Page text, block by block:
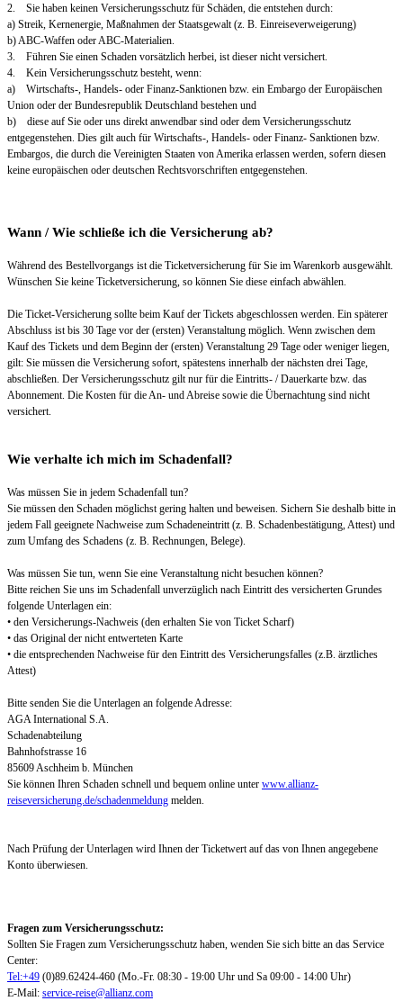
2. Sie haben keinen Versicherungsschutz für Schäden, die entstehen durch:
a) Streik, Kernenergie, Maßnahmen der Staatsgewalt (z. B. Einreiseverweigerung)
b) ABC-Waffen oder ABC-Materialien.
3. Führen Sie einen Schaden vorsätzlich herbei, ist dieser nicht versichert.
4. Kein Versicherungsschutz besteht, wenn:
a) Wirtschafts-, Handels- oder Finanz-Sanktionen bzw. ein Embargo der Europäischen
Union oder der Bundesrepublik Deutschland bestehen und
b) diese auf Sie oder uns direkt anwendbar sind oder dem Versicherungsschutz
entgegenstehen. Dies gilt auch für Wirtschafts-, Handels- oder Finanz- Sanktionen bzw.
Embargos, die durch die Vereinigten Staaten von Amerika erlassen werden, sofern diesen
keine europäischen oder deutschen Rechtsvorschriften entgegenstehen.
Wann / Wie schließe ich die Versicherung ab?
Während des Bestellvorgangs ist die Ticketversicherung für Sie im Warenkorb ausgewählt.
Wünschen Sie keine Ticketversicherung, so können Sie diese einfach abwählen.
Die Ticket-Versicherung sollte beim Kauf der Tickets abgeschlossen werden. Ein späterer
Abschluss ist bis 30 Tage vor der (ersten) Veranstaltung möglich. Wenn zwischen dem
Kauf des Tickets und dem Beginn der (ersten) Veranstaltung 29 Tage oder weniger liegen,
gilt: Sie müssen die Versicherung sofort, spätestens innerhalb der nächsten drei Tage,
abschließen. Der Versicherungsschutz gilt nur für die Eintritts- / Dauerkarte bzw. das
Abonnement. Die Kosten für die An- und Abreise sowie die Übernachtung sind nicht
versichert.
Wie verhalte ich mich im Schadenfall?
Was müssen Sie in jedem Schadenfall tun?
Sie müssen den Schaden möglichst gering halten und beweisen. Sichern Sie deshalb bitte in
jedem Fall geeignete Nachweise zum Schadeneintritt (z. B. Schadenbestätigung, Attest) und
zum Umfang des Schadens (z. B. Rechnungen, Belege).
Was müssen Sie tun, wenn Sie eine Veranstaltung nicht besuchen können?
Bitte reichen Sie uns im Schadenfall unverzüglich nach Eintritt des versicherten Grundes
folgende Unterlagen ein:
• den Versicherungs-Nachweis (den erhalten Sie von Ticket Scharf)
• das Original der nicht entwerteten Karte
• die entsprechenden Nachweise für den Eintritt des Versicherungsfalles (z.B. ärztliches
Attest)
Bitte senden Sie die Unterlagen an folgende Adresse:
AGA International S.A.
Schadenabteilung
Bahnhofstrasse 16
85609 Aschheim b. München
Sie können Ihren Schaden schnell und bequem online unter www.allianz-
reiseversicherung.de/schadenmeldung melden.
Nach Prüfung der Unterlagen wird Ihnen der Ticketwert auf das von Ihnen angegebene
Konto überwiesen.
Fragen zum Versicherungsschutz:
Sollten Sie Fragen zum Versicherungsschutz haben, wenden Sie sich bitte an das Service
Center:
Tel:+49 (0)89.62424-460 (Mo.-Fr. 08:30 - 19:00 Uhr und Sa 09:00 - 14:00 Uhr)
E-Mail: service-reise@allianz.com